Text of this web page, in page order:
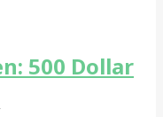
500 Dollar